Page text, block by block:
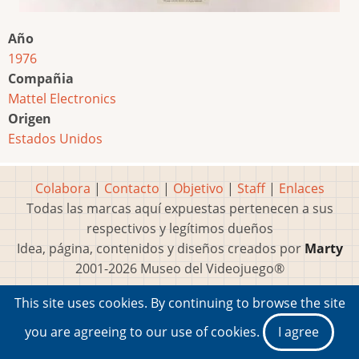
Año
1976
Compañia
Mattel Electronics
Origen
Estados Unidos
Colabora | Contacto | Objetivo | Staff| Enlaces
Todas las marcas aquí expuestas pertenecen a sus
respectivos y legítimos dueños
Idea, página, contenidos y diseños creados por Marty
2001-2026 Museo del Videojuego®
This site uses cookies. By continuing to browse the site
you are agreeing to our use of cookies.
I agree